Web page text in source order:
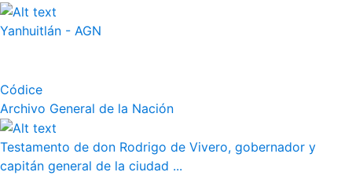
Yanhuitlán - AGN
Códice
Archivo General de la Nación
Testamento de don Rodrigo de Vivero, gobernador y
capitán general de la ciudad ...